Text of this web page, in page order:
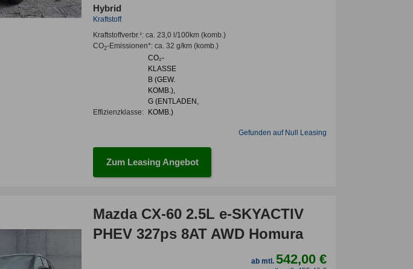
Hybrid
Kraftstoff
Kraftstoffverbr.¹: ca. 23,0 l/100km(komb.)
CO2-Emissionen*: ca. 32 g/km(komb.)
Effizienzklasse:
CO₂-
KLASSE
B (GEW.
KOMB.),
G (ENTLADEN,
KOMB.)
Gefunden auf Null Leasing
Zum Leasing Angebot
Mazda CX-60 2.5L e-SKYACTIV
PHEV 327ps 8AT AWD Homura
ab mtl.542,00 €